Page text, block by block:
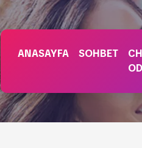
ANASAYFA SOHBET